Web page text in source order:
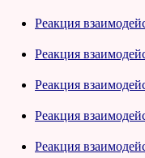
Реакция
Реакция
Реакция
Реакция
Реакция